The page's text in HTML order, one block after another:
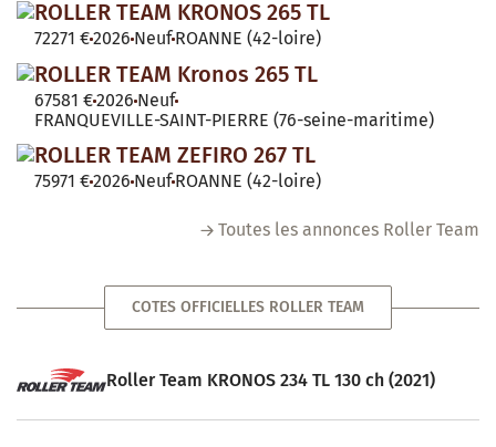
ROLLER TEAM KRONOS 265 TL
72271 €2026 Neuf ROANNE (42-loire)
ROLLER TEAM Kronos 265 TL
67581 €2026 Neuf
FRANQUEVILLE-SAINT-PIERRE (76-seine-maritime)
ROLLER TEAM ZEFIRO 267 TL
75971 €2026 Neuf ROANNE (42-loire)
Toutes les annonces Roller Team
COTES OFFICIELLES ROLLER TEAM
Roller Team KRONOS 234 TL 130 ch (2021)